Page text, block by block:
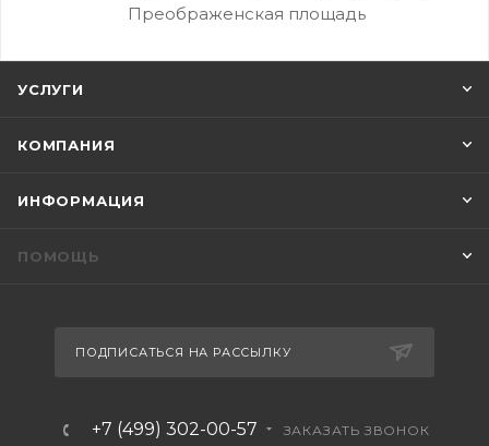
Преображенская площадь
УСЛУГИ
КОМПАНИЯ
ИНФОРМАЦИЯ
ПОМОЩЬ
ПОДПИСАТЬСЯ НА РАССЫЛКУ
+7 (499) 302-00-57 ЗАКАЗАТЬ ЗВОНОК